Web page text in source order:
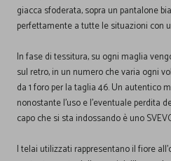
giacca sfoderata, sopra un pantalone
perfettamente a tutte le situazioni con
In fase di tessitura, su ogni maglia
sul retro, in un numero che varia ogni
da 1 foro per la taglia 46. Un autentico
nonostante l'uso e l'eventuale perdita
capo che si sta indossando è uno
I telai utilizzati rappresentano il fiore